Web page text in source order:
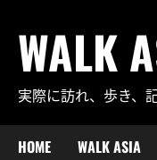
ッ
WALK
実際に訪れ、歩き、
HOME WALK ASIA